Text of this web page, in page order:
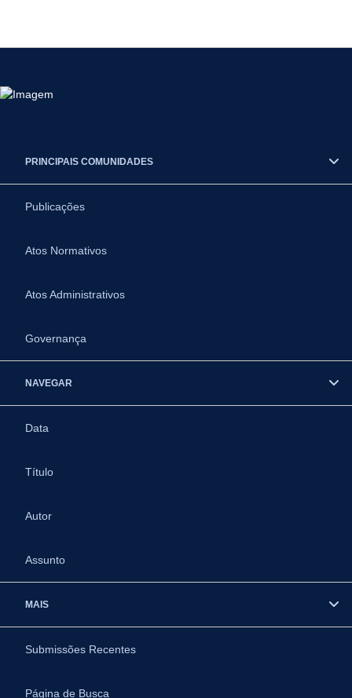
PRINCIPAIS COMUNIDADES
Publicações
Atos Normativos
Atos Administrativos
Governança
NAVEGAR
Data
Título
Autor
Assunto
MAIS
Submissões Recentes
Página de Busca